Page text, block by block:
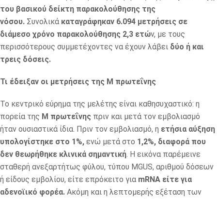
του βασικού δείκτη παρακολούθησης της
νόσου. Συνολικά καταγράφηκαν 6.094 μετρήσεις σε
διάμεσο χρόνο παρακολούθησης 2,3 ετών, με τους
περισσότερους συμμετέχοντες να έχουν λάβει δύο ή και
τρεις δόσεις.
Τι έδειξαν οι μετρήσεις της M πρωτεΐνης
Το κεντρικό εύρημα της μελέτης είναι καθησυχαστικό: η
πορεία της M πρωτεΐνης πριν και μετά τον εμβολιασμό
ήταν ουσιαστικά ίδια. Πριν τον εμβολιασμό, η ετήσια αύξηση
υπολογίστηκε στο 1%, ενώ μετά στο 1,2%, διαφορά που
δεν θεωρήθηκε κλινικά σημαντική. Η εικόνα παρέμεινε
σταθερή ανεξαρτήτως φύλου, τύπου MGUS, αριθμού δόσεων
ή είδους εμβολίου, είτε επρόκειτο για mRNA είτε για
αδενοϊικό φορέα. Ακόμη και η λεπτομερής εξέταση των